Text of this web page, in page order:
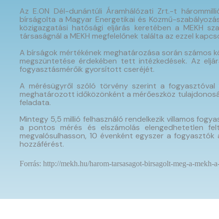
Az E.ON Dél-dunántúli Áramhálózati Zrt.-t
bírságolta a Magyar Energetikai és Közmű-
közigazgatási hatósági eljárás keretében a MEKH
társaságnál a MEKH megfelelőnek találta az ezzel
A bírságok mértékének meghatározása során számos
megszüntetése érdekében tett intézkedések. Az
fogyasztásmérőik gyorsított cseréjét.
A mérésügyről szóló törvény szerint a fogyasztóval
meghatározott időközönként a mérőeszköz
feladata.
Mintegy 5,5 millió felhasználó rendelkezik villamos
a pontos mérés és elszámolás elengedhetetlen
megvalósulhasson, 10 évenként egyszer a
hozzáférést.
Forrás: http://mekh.hu/harom-tarsasagot-birsagolt-meg-a-mekh-